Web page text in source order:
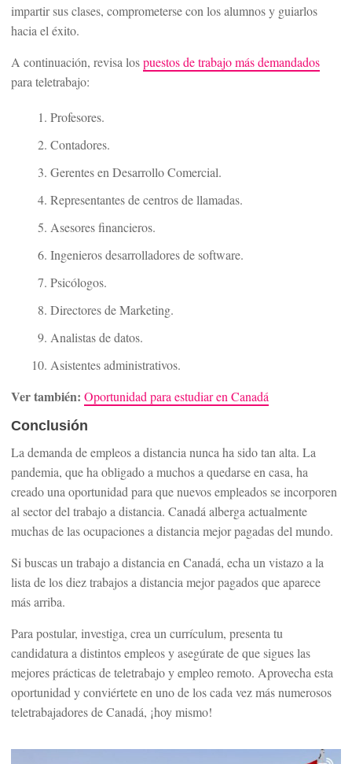
impartir sus clases, comprometerse con los alumnos y guiarlos
hacia el éxito.
A continuación, revisa lospuestos de trabajo más demandados
para teletrabajo:
Profesores.
Contadores.
Gerentes en Desarrollo Comercial.
Representantes de centros de llamadas.
Asesores financieros.
Ingenieros desarrolladores de software.
Psicólogos.
Directores de Marketing.
Analistas de datos.
Asistentes administrativos.
Ver también: Oportunidad para estudiar en Canadá
Conclusión
La demanda de empleos a distancia nunca ha sido tan alta. La
pandemia, que ha obligado a muchos a quedarse en casa, ha
creado una oportunidad para que nuevos empleados se incorporen
al sector del trabajo a distancia. Canadá alberga actualmente
muchas de las ocupaciones a distancia mejor pagadas del mundo.
Si buscas un trabajo a distancia en Canadá, echa un vistazo a la
lista de los diez trabajos a distancia mejor pagados que aparece
más arriba.
Para postular, investiga, crea un currículum, presenta tu
candidatura a distintos empleos y asegúrate de que sigues las
mejores prácticas de teletrabajo y empleo remoto. Aprovecha esta
oportunidad y conviértete en uno de los cada vez más numerosos
teletrabajadores de Canadá, ¡hoy mismo!